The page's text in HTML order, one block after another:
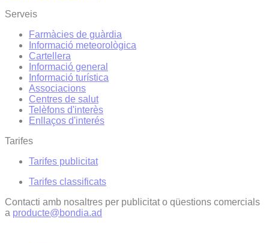
Serveis
Farmàcies de guàrdia
Informació meteorològica
Cartellera
Informació general
Informació turística
Associacions
Centres de salut
Telèfons d'interès
Enllaços d'interés
Tarifes
Tarifes publicitat
Tarifes classificats
Contacti amb nosaltres per publicitat o qüestions comercials
a producte@bondia.ad